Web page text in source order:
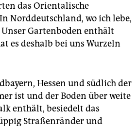
das Orientalische
Norddeutschland, wo ich lebe,
Unser Gartenboden enthält
es deshalb bei uns Wurzeln
Hessen und südlich der
ist und der Boden über weite
enthält, besiedelt das
Straßenränder und